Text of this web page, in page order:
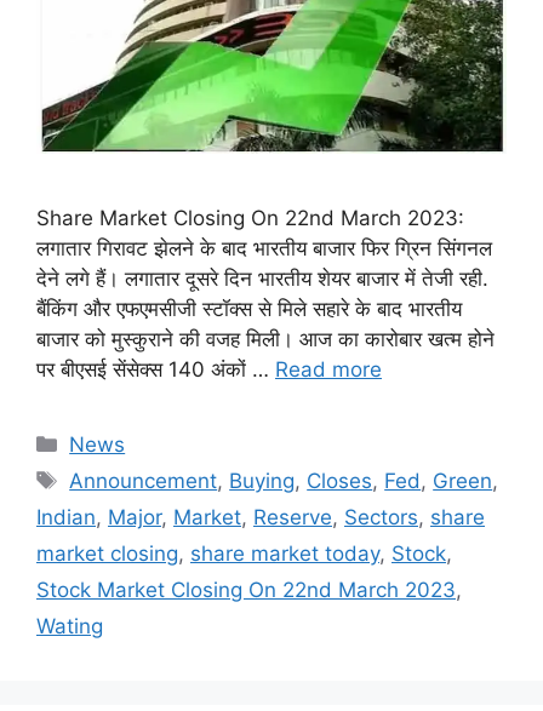
Share Market Closing On 22nd March 2023:
लगातार गिरावट झेलने के बाद भारतीय बाजार फिर ग्रिन सिंगनल
देने लगे हैं। लगातार दूसरे दिन भारतीय शेयर बाजार में तेजी रही.
बैंकिंग और एफएमसीजी स्टॉक्स से मिले सहारे के बाद भारतीय
बाजार को मुस्कुराने की वजह मिली। आज का कारोबार खत्म होने
पर बीएसई सेंसेक्स 140 अंकों … Read more
Categories
News
Tags
Announcement, Buying, Closes, Fed, Green,
Indian, Major, Market, Reserve, Sectors, share
market closing, share market today, Stock,
Stock Market Closing On 22nd March 2023,
Wating